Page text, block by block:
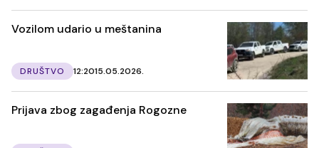
Vozilom udario u meštanina
DRUŠTVO 12:2015.05.2026.
Prijava zbog zagađenja Rogozne